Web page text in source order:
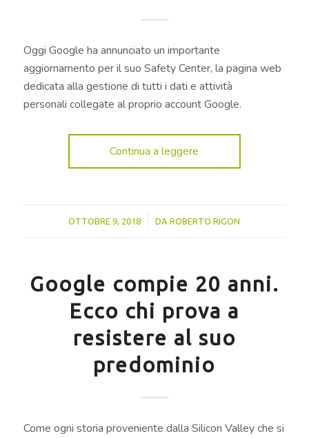
Oggi Google ha annunciato un importante
aggiornamento per il suo Safety Center, la pagina web
dedicata alla gestione di tutti i dati e attività
personali collegate al proprio account Google.
Continua a leggere
OTTOBRE 9, 2018
/ DAROBERTO RIGON
Google compie 20 anni.
Ecco chi prova a
resistere al suo
predominio
Come ogni storia proveniente dalla Silicon Valley che si